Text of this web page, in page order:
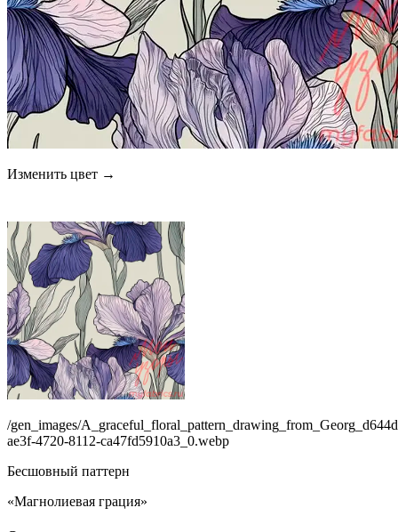
Изменить цвет →
/gen_images/
ae3f-4720-8112-ca47fd5910a3_0.webp
Бесшовный паттерн
«Магнолиевая грация»